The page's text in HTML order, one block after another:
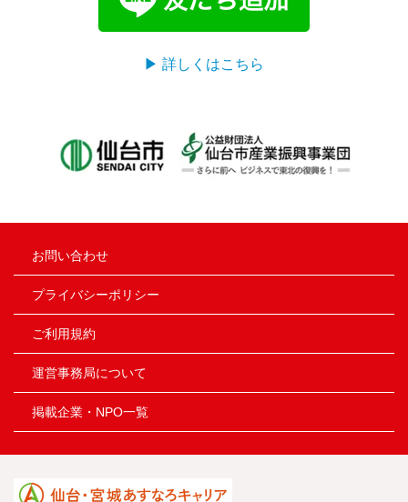
▶ 詳しくはこちら
お問い合わせ
プライバシーポリシー
ご利用規約
運営事務局について
掲載企業・NPO一覧